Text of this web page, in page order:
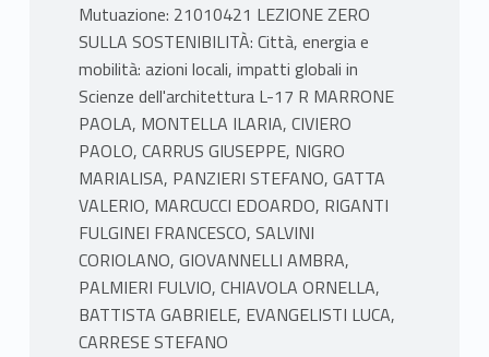
Mutuazione: 21010421 LEZIONE ZERO
SULLA SOSTENIBILITÀ: Città, energia e
mobilità: azioni locali, impatti globali in
Scienze dell'architettura L-17 R MARRONE
PAOLA, MONTELLA ILARIA, CIVIERO
PAOLO, CARRUS GIUSEPPE, NIGRO
MARIALISA, PANZIERI STEFANO, GATTA
VALERIO, MARCUCCI EDOARDO, RIGANTI
FULGINEI FRANCESCO, SALVINI
CORIOLANO, GIOVANNELLI AMBRA,
PALMIERI FULVIO, CHIAVOLA ORNELLA,
BATTISTA GABRIELE, EVANGELISTI LUCA,
CARRESE STEFANO